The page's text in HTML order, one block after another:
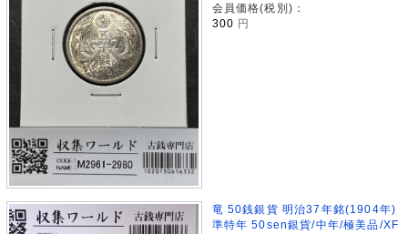
会員価格(税別)：
300 円
竜 50銭銀貨 明治37年銘(1904年)
準特年 50sen銀貨/中年/極美品/XF